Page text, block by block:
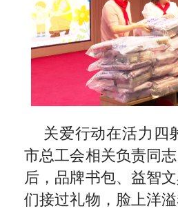
关爱行动在活力四
市总工会相关负责同
后，品牌书包、益智
们接过礼物，脸上洋